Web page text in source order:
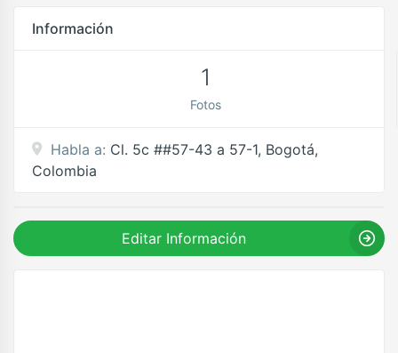
Información
1
Fotos
Habla a: Cl. 5c ##57-43 a 57-1, Bogotá,
Colombia
Editar Información